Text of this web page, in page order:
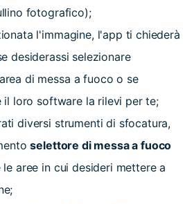
fotografico);
l'immagine, l'app ti chiederà
desiderassi selezionare
di messa a fuoco o se
il loro software la rilevi per te;
diversi strumenti di sfocatura,
selettore di messa a fuoco
le aree in cui desideri mettere a